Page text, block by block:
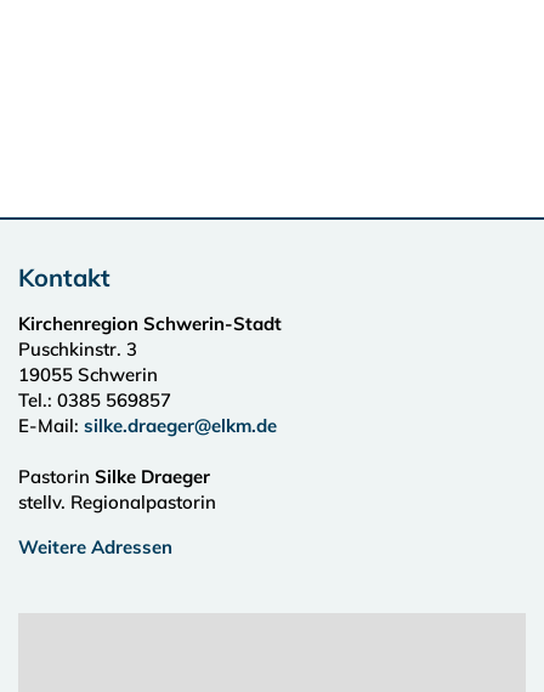
Kontakt
Kirchenregion Schwerin-Stadt
Puschkinstr. 3
19055 Schwerin
Tel.: 0385 569857
E-Mail: silke.draeger@elkm.de
Pastorin Silke Draeger
stellv. Regionalpastorin
Weitere Adressen